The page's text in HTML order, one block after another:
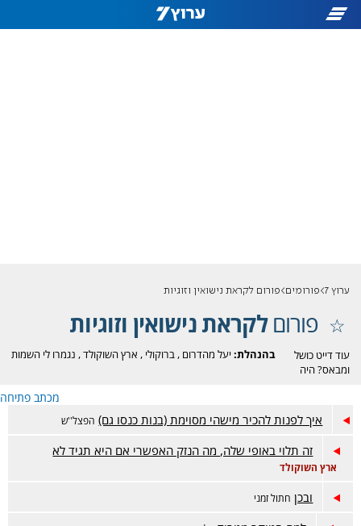
ערוץ 7 פורומים פורום לקראת נישואין וזוגיות
פורוםלקראת נישואין וזוגיות
בהנהלת: יעל מהדרום ,ברוקולי , ארץ השוקולד, נגמרו לי השמות
עוד דייט כושל
ומבאס? היה
טוב? זה המקום.
מכתב פתיחה
איך לפנות להכיר מישהי מסוימת (בנות כנסו גם) הפצל''ש
זה תלוי באופי שלה, מה הנזק האפשרי אם היא תגיד לא
ארץ השוקולד
ובכן חתול זמני